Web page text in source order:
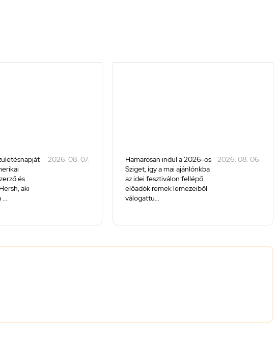
és
aki
2026. 08. 07.
Hamarosan indul a 2026-os
Sziget, így a mai ajánlónkba
az idei fesztiválon fellépő
előadók remek lemezeiből
válogattu...
2026. 08. 06.